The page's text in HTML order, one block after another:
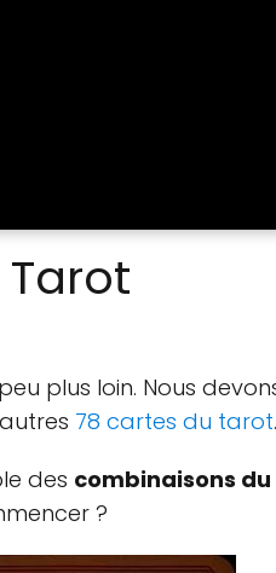
plus loin. Nous
78 cartes du tarot.
des combinaisons du
?